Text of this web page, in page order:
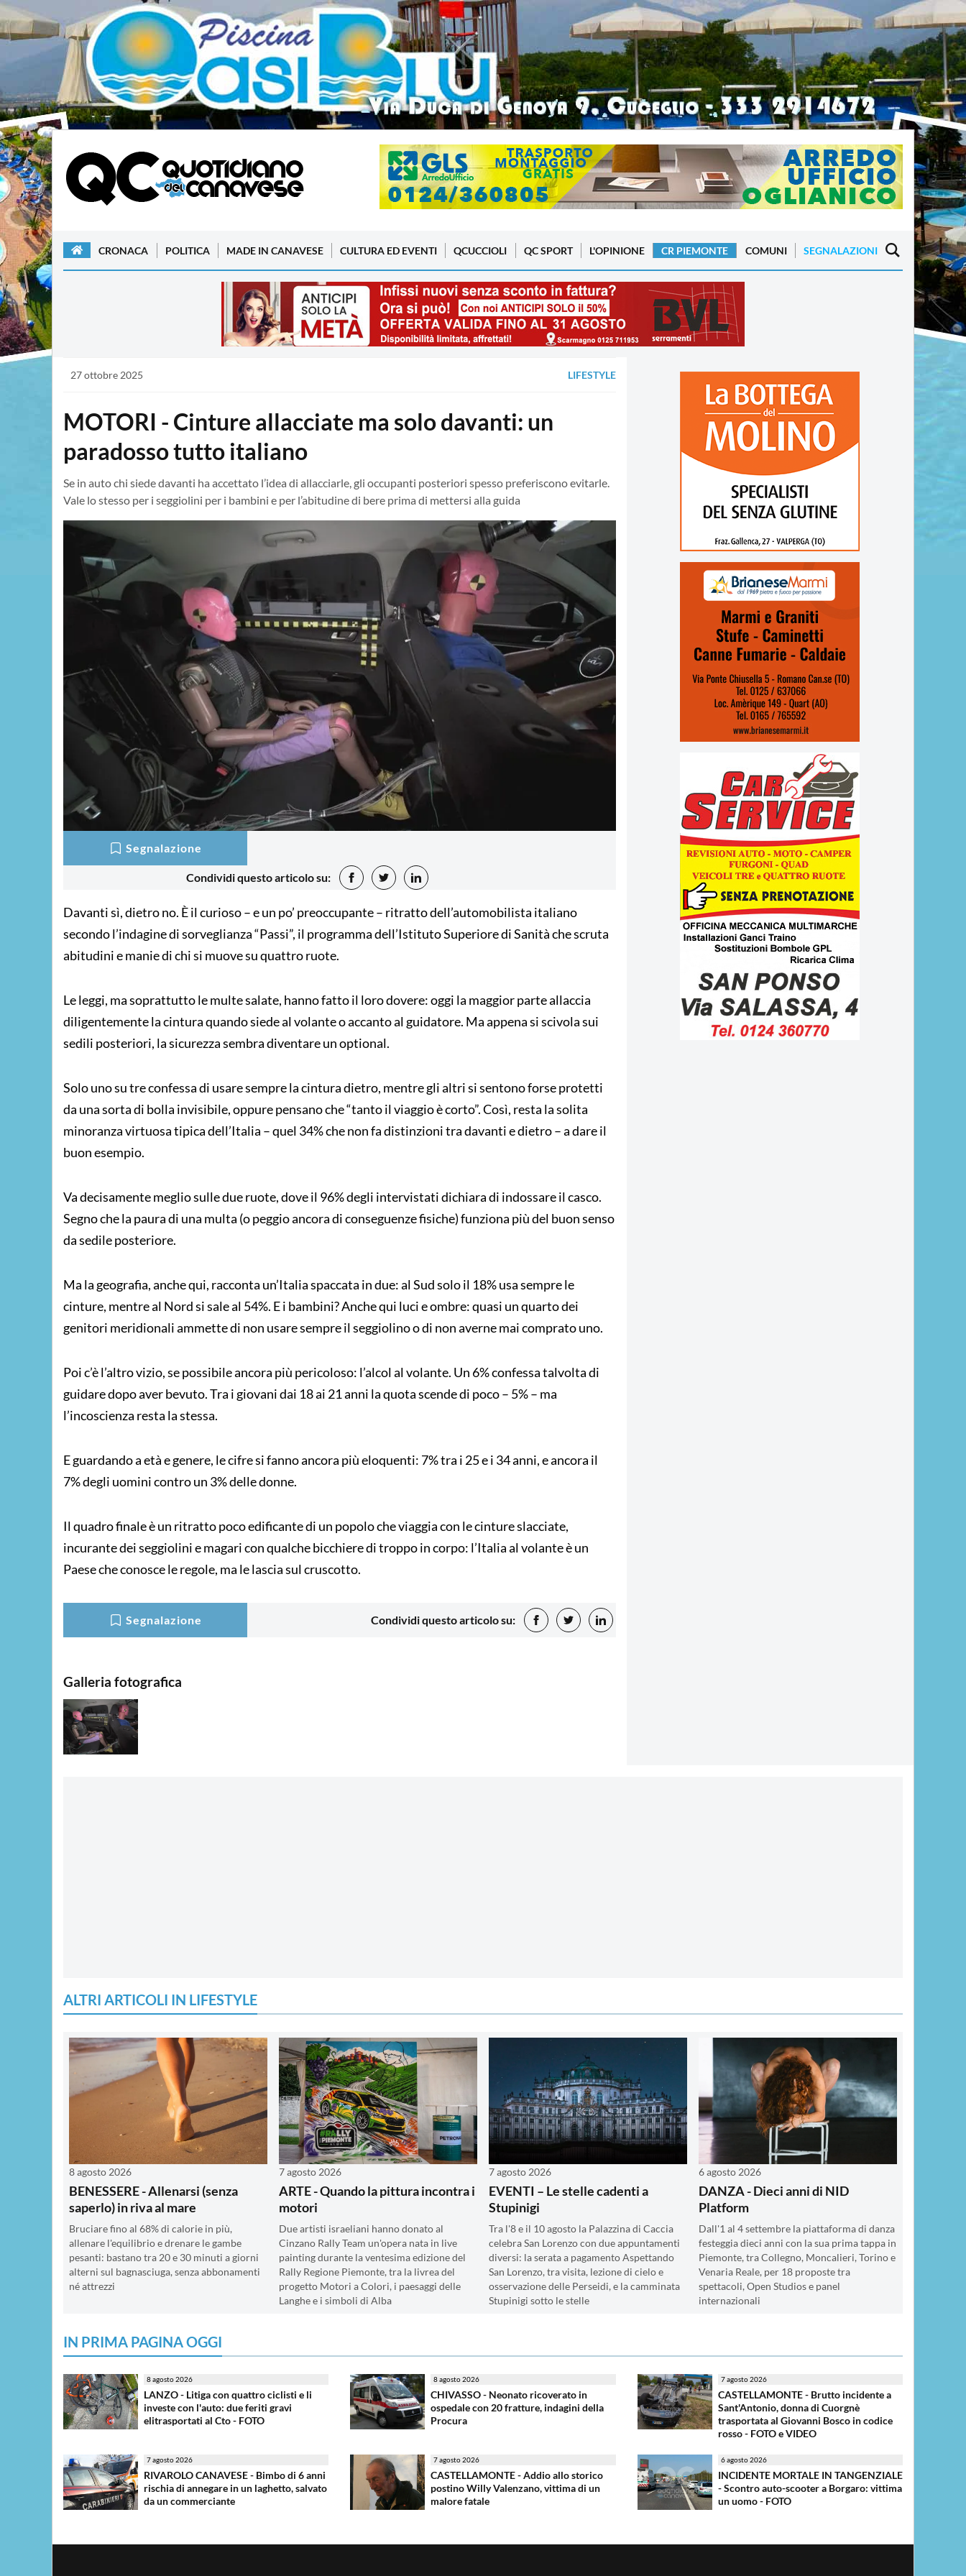
CRONACA POLITICA MADE IN CANAVESE CULTURA ED EVENTI QCUCCIOLI QC SPORT L'OPINIONE CR PIEMONTE COMUNI SEGNALAZIONI
27 ottobre 2025 LIFESTYLE
MOTORI - Cinture allacciate ma solo davanti: un
paradosso tutto italiano
Se in auto chi siede davanti ha accettato l’idea di allacciarle, gli occupanti posteriori spesso preferiscono evitarle.
Vale lo stesso per i seggiolini per i bambini e per l’abitudine di bere prima di mettersi alla guida
Segnalazione
Condividi questo articolo su:
Davanti sì, dietro no. È il curioso – e un po’ preoccupante – ritratto dell’automobilista italiano
secondo l’indagine di sorveglianza “Passi”, il programma dell’Istituto Superiore di Sanità che scruta
abitudini e manie di chi si muove su quattro ruote.
Le leggi, ma soprattutto le multe salate, hanno fatto il loro dovere: oggi la maggior parte allaccia
diligentemente la cintura quando siede al volante o accanto al guidatore. Ma appena si scivola sui
sedili posteriori, la sicurezza sembra diventare un optional.
Solo uno su tre confessa di usare sempre la cintura dietro, mentre gli altri si sentono forse protetti
da una sorta di bolla invisibile, oppure pensano che “tanto il viaggio è corto”. Così, resta la solita
minoranza virtuosa tipica dell’Italia – quel 34% che non fa distinzioni tra davanti e dietro – a dare il
buon esempio.
Va decisamente meglio sulle due ruote, dove il 96% degli intervistati dichiara di indossare il casco.
Segno che la paura di una multa (o peggio ancora di conseguenze fisiche) funziona più del buon senso
da sedile posteriore.
Ma la geografia, anche qui, racconta un’Italia spaccata in due: al Sud solo il 18% usa sempre le
cinture, mentre al Nord si sale al 54%. E i bambini? Anche qui luci e ombre: quasi un quarto dei
genitori meridionali ammette di non usare sempre il seggiolino o di non averne mai comprato uno.
Poi c’è l’altro vizio, se possibile ancora più pericoloso: l’alcol al volante. Un 6% confessa talvolta di
guidare dopo aver bevuto. Tra i giovani dai 18 ai 21 anni la quota scende di poco – 5% – ma
l’incoscienza resta la stessa.
E guardando a età e genere, le cifre si fanno ancora più eloquenti: 7% tra i 25 e i 34 anni, e ancora il
7% degli uomini contro un 3% delle donne.
Il quadro finale è un ritratto poco edificante di un popolo che viaggia con le cinture slacciate,
incurante dei seggiolini e magari con qualche bicchiere di troppo in corpo: l’Italia al volante è un
Paese che conosce le regole, ma le lascia sul cruscotto.
Segnalazione Condividi questo articolo su:
Galleria fotografica
ALTRI ARTICOLI IN LIFESTYLE
8 agosto 2026
BENESSERE - Allenarsi (senza
saperlo) in riva al mare
Bruciare fino al 68% di calorie in più,
allenare l'equilibrio e drenare le gambe
pesanti: bastano tra 20 e 30 minuti a giorni
alterni sul bagnasciuga, senza abbonamenti
né attrezzi
7 agosto 2026
ARTE - Quando la pittura incontra i
motori
Due artisti israeliani hanno donato al
Cinzano Rally Team un'opera nata in live
painting durante la ventesima edizione del
Rally Regione Piemonte, tra la livrea del
progetto Motori a Colori, i paesaggi delle
Langhe e i simboli di Alba
7 agosto 2026
EVENTI – Le stelle cadenti a
Stupinigi
Tra l'8 e il 10 agosto la Palazzina di Caccia
celebra San Lorenzo con due appuntamenti
diversi: la serata a pagamento Aspettando
San Lorenzo, tra visita, lezione di cielo e
osservazione delle Perseidi, e la camminata
Stupinigi sotto le stelle
6 agosto 2026
DANZA - Dieci anni di NID
Platform
Dall'1 al 4 settembre la piattaforma di danza
festeggia dieci anni con la sua prima tappa in
Piemonte, tra Collegno, Moncalieri, Torino e
Venaria Reale, per 18 proposte tra
spettacoli, Open Studios e panel
internazionali
IN PRIMA PAGINA OGGI
8 agosto 2026
LANZO - Litiga con quattro ciclisti e li
investe con l'auto: due feriti gravi
elitrasportati al Cto - FOTO
8 agosto 2026
CHIVASSO - Neonato ricoverato in
ospedale con 20 fratture, indagini della
Procura
7 agosto 2026
CASTELLAMONTE - Brutto incidente a
Sant'Antonio, donna di Cuorgnè
trasportata al Giovanni Bosco in codice
rosso - FOTO e VIDEO
7 agosto 2026
RIVAROLO CANAVESE - Bimbo di 6 anni
rischia di annegare in un laghetto, salvato
da un commerciante
7 agosto 2026
CASTELLAMONTE - Addio allo storico
postino Willy Valenzano, vittima di un
malore fatale
6 agosto 2026
INCIDENTE MORTALE IN TANGENZIALE
- Scontro auto-scooter a Borgaro: vittima
un uomo - FOTO